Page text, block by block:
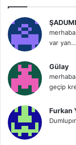
var yan...
Gülay
geçip
Furkan